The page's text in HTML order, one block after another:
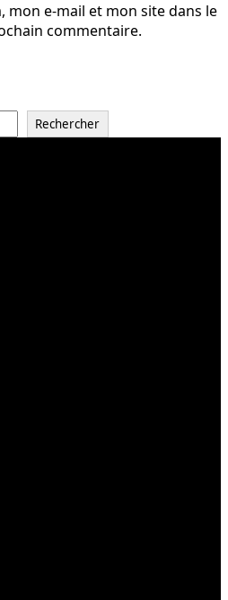
mon e-mail et mon site dans le
commentaire.
Rechercher